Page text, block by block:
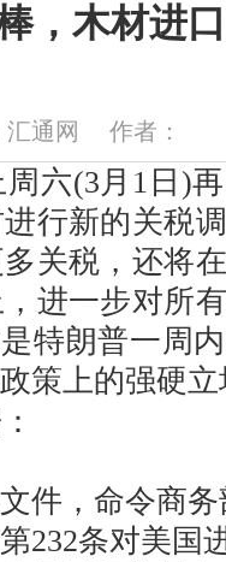
，木材进
汇通网 作者：
(3月1日)再
行新的关税
关税，还将
进一步对所
特朗普一周
策上的强硬
，命令商务
232条对美国